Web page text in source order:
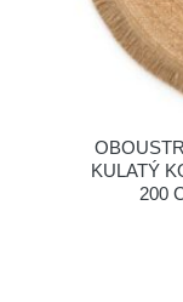
KULATÝ
200